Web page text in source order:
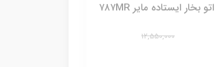
اتو بخار ایستاده مایر ۷۸۷MR
12,550,000